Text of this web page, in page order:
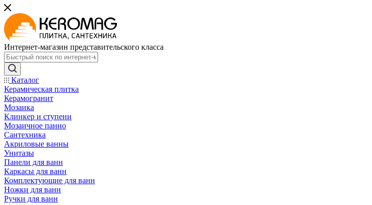
Интернет-магазин представительского класса
Каталог
Керамическая плитка
Керамогранит
Мозаика
Клинкер и ступени
Мозаичное панно
Сантехника
Акриловые ванны
Унитазы
Панели для ванн
Каркасы для ванн
Комплектующие для ванн
Ножки для ванн
Ручки для ванн